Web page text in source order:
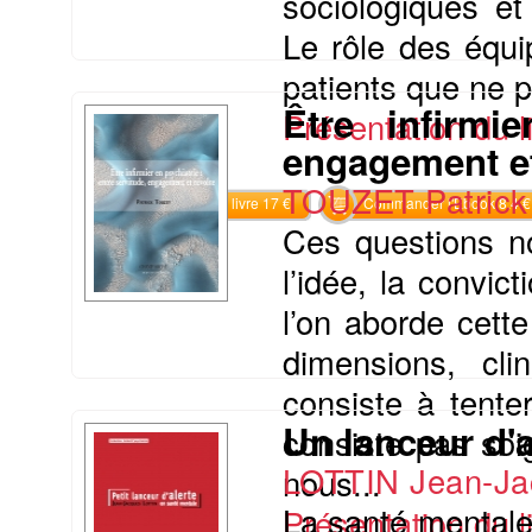
Le rôle des
patients que ne
Présentation du
Commander le livre 17 € Commander l'Ebook 8.4 €
Être
engagement
TOUZET
Ces questions
l’idée, la
l’on aborde
dimensions,
consiste à
consiste pas
nous...
Un lanceur
LOTTIN Jean-
La santé